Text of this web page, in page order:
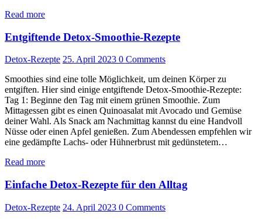
Read more
Entgiftende Detox-Smoothie-Rezepte
Detox-Rezepte 25. April 2023 0 Comments
Smoothies sind eine tolle Möglichkeit, um deinen Körper zu
entgiften. Hier sind einige entgiftende Detox-Smoothie-Rezepte:
Tag 1: Beginne den Tag mit einem grünen Smoothie. Zum
Mittagessen gibt es einen Quinoasalat mit Avocado und Gemüse
deiner Wahl. Als Snack am Nachmittag kannst du eine Handvoll
Nüsse oder einen Apfel genießen. Zum Abendessen empfehlen wir
eine gedämpfte Lachs- oder Hühnerbrust mit gedünstetem…
Read more
Einfache Detox-Rezepte für den Alltag
Detox-Rezepte 24. April 2023 0 Comments